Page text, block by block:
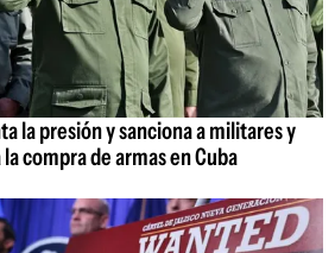
la presión y sanciona a militares y
compra de armas en Cuba